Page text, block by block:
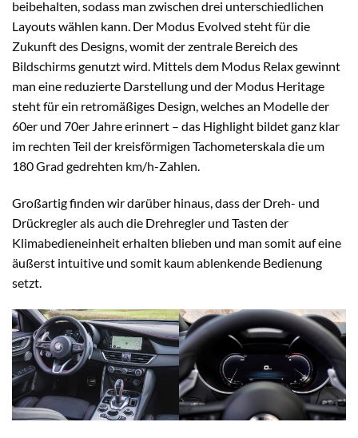
beibehalten, sodass man zwischen drei unterschiedlichen
Layouts wählen kann. Der Modus Evolved steht für die
Zukunft des Designs, womit der zentrale Bereich des
Bildschirms genutzt wird. Mittels dem Modus Relax gewinnt
man eine reduzierte Darstellung und der Modus Heritage
steht für ein retromäßiges Design, welches an Modelle der
60er und 70er Jahre erinnert – das Highlight bildet ganz klar
im rechten Teil der kreisförmigen Tachometerskala die um
180 Grad gedrehten km/h-Zahlen.
Großartig finden wir darüber hinaus, dass der Dreh- und
Drückregler als auch die Drehregler und Tasten der
Klimabedieneinheit erhalten blieben und man somit auf eine
äußerst intuitive und somit kaum ablenkende Bedienung
setzt.